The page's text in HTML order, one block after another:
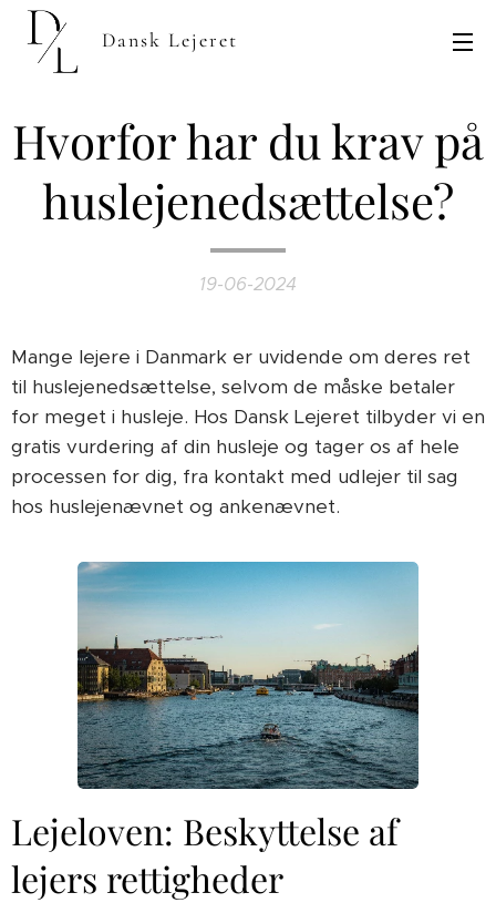
Dansk Lejeret
Hvorfor har du krav på
huslejenedsættelse?
19-06-2024
Mange lejere i Danmark er uvidende om deres ret
til huslejenedsættelse, selvom de måske betaler
for meget i husleje. Hos Dansk Lejeret tilbyder vi en
gratis vurdering af din husleje og tager os af hele
processen for dig, fra kontakt med udlejer til sag
hos huslejenævnet og ankenævnet.
Lejeloven: Beskyttelse af
lejers rettigheder